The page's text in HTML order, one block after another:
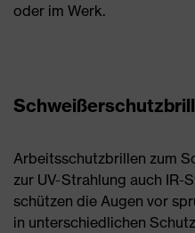
oder im Werk.
Arbeitsschutzbrillen zum
zur UV-Strahlung auch IR-
schützen die Augen vor
in unterschiedlichen